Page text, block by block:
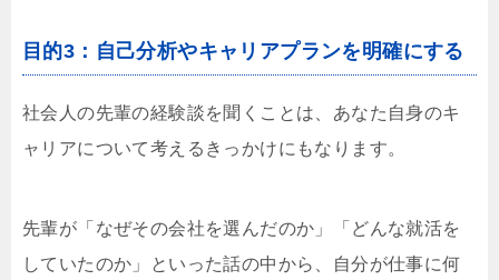
目的3：自己分析やキャリアプランを明確にする
社会人の先輩の経験談を聞くことは、あなた自身のキ
ャリアについて考えるきっかけにもなります。
先輩が「なぜその会社を選んだのか」「どんな就活を
していたのか」といった話の中から、自分が仕事に何